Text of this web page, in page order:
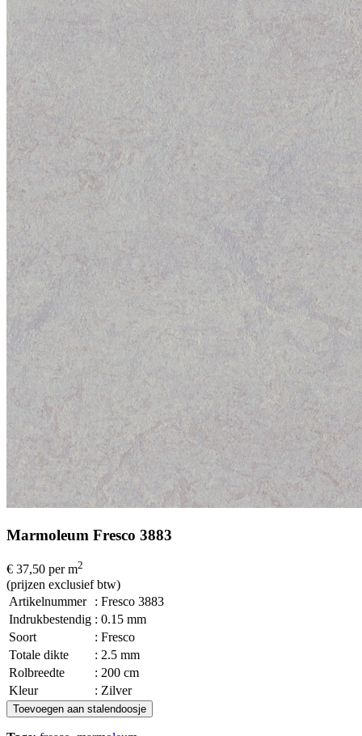
Marmoleum Fresco 3883
€ 37,50 per m2
(prijzen exclusief btw)
Artikelnummer
: Fresco 3883
Indrukbestendig : 0.15 mm
Soort
: Fresco
Totale dikte
: 2.5 mm
Rolbreedte
: 200 cm
Kleur
: Zilver
Toevoegen aan stalendoosje